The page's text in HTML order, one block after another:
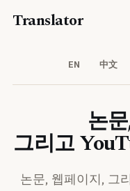
Translator
EN
中文
논
그리고
논문, 웹페이지, 그